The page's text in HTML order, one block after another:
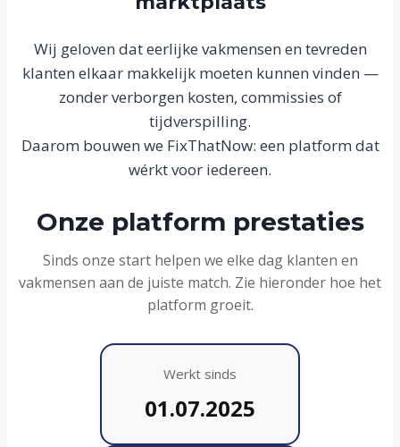
Wij geloven dat eerlijke vakmensen en tevreden
klanten elkaar makkelijk moeten kunnen vinden —
zonder verborgen kosten, commissies of
tijdverspilling.
Daarom bouwen we FixThatNow: een platform dat
wérkt voor iedereen.
Onze platform prestaties
Sinds onze start helpen we elke dag klanten en
vakmensen aan de juiste match. Zie hieronder hoe het
platform groeit.
Werkt sinds
01.07.2025